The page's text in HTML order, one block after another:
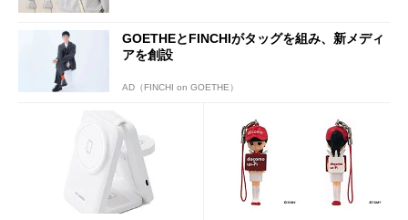
GOETHEとFINCHIがタッグを組み、新メディ
アを創設
AD（FINCHI on GOETHE）